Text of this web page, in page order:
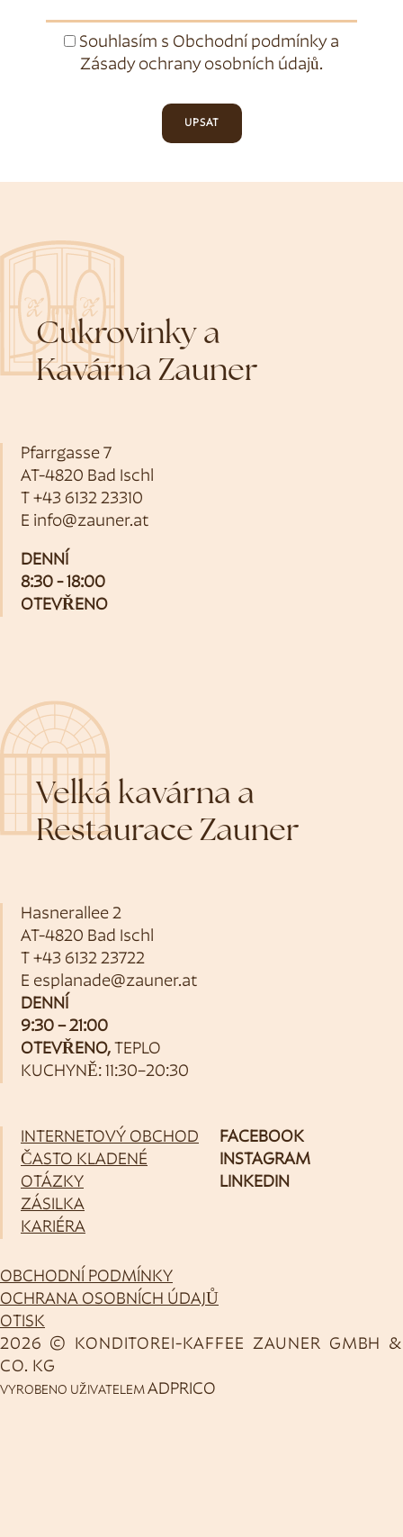
Souhlasím s Obchodní podmínkya
Zásady ochrany osobních údajů.
UPSAT
Cukrovinky a
Kavárna Zauner
Pfarrgasse 7
AT-4820 Bad Ischl
T +43 6132 23310
E info@zauner.at
DENNÍ
8:30 - 18:00
OTEVŘENO
Velká kavárna a
Restaurace Zauner
Hasnerallee 2
AT-4820 Bad Ischl
T +43 6132 23722
E esplanade@zauner.at
DENNÍ
9:30 – 21:00
OTEVŘENO, TEPLO
KUCHYNĚ: 11:30–20:30
INTERNETOVÝ OBCHOD
ČASTO KLADENÉ
OTÁZKY
ZÁSILKA
KARIÉRA
FACEBOOK
INSTAGRAM
LINKEDIN
2026 © KONDITOREI-KAFFEE ZAUNER GMBH &
CO. KG
OBCHODNÍ PODMÍNKY
OCHRANA OSOBNÍCH ÚDAJŮ
OTISK
VYROBENO UŽIVATELEM ADPRICO